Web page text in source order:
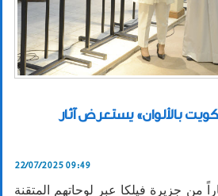
بالألوان» يستعرض آثار
22/07/2025 09:49
من جزيرة فيلكا عبر لوحاتهم المتقنة